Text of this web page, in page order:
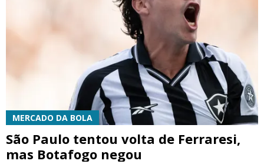
MERCADO DA BOLA
São Paulo tentou volta de Ferraresi,
mas Botafogo negou